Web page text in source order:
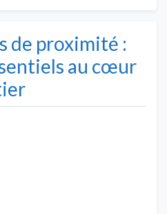
de proximité :
au cœur